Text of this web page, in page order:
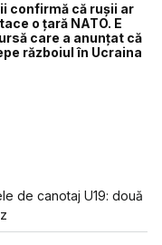
confirmă că rușii ar
o țară NATO. E
care a anunțat că
războiul în Ucraina
de canotaj U19: două